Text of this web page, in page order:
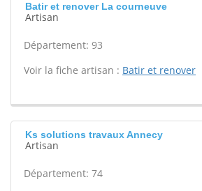
Batir et renover La courneuve
Artisan
Département: 93
Voir la fiche artisan : Batir et renover
Ks solutions travaux Annecy
Artisan
Département: 74